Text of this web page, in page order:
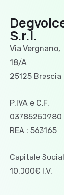
S.r.l.
Via Vergnano,
18/A
25125 Brescia
P.IVA e C.F.
03785250980
REA : 563165
Capitale
10.000€ I.V.